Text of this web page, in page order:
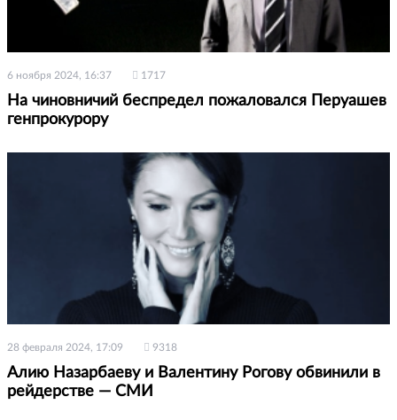
6 ноября 2024, 16:37 1717
На чиновничий беспредел пожаловался Перуашев
генпрокурору
28 февраля 2024, 17:09 9318
Алию Назарбаеву и Валентину Рогову обвинили в
рейдерстве — СМИ